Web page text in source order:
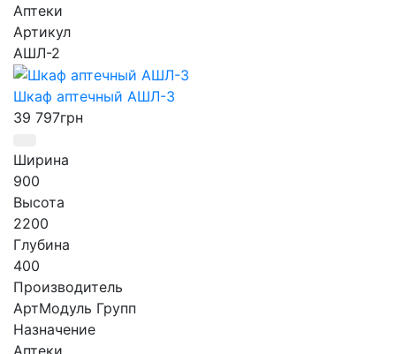
Аптеки
Артикул
АШЛ-2
Шкаф аптечный АШЛ-3
39 797грн
Ширина
900
Высота
2200
Глубина
400
Производитель
АртМодуль Групп
Назначение